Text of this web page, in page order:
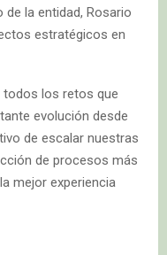
la entidad, Rosario
estratégicos en
los retos que
evolución desde
de escalar nuestras
de procesos más
mejor experiencia